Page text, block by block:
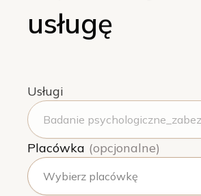
usługę
Usługi
Placówka (opcjonalne)
Wybierz placówkę